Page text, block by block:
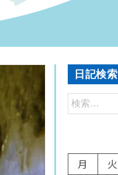
日記検索
月
火